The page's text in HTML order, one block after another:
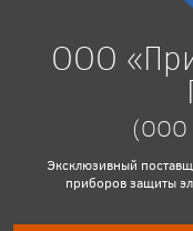
ООО
(ООО
Эксклюзивный
приборов защиты